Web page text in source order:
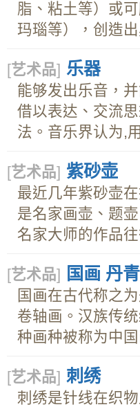
脂、粘土等）或
玛瑙等），创造
[艺术品] 乐器
能够发出乐音，
借以表达、交流
法。音乐界认为,
[艺术品] 紫砂壶
最近几年紫砂壶
是名家画壶、题
名家大师的作品
[艺术品] 国画 丹青
国画在古代称之
卷轴画。汉族传
种画种被称为中
[艺术品] 刺绣
刺绣是针线在织